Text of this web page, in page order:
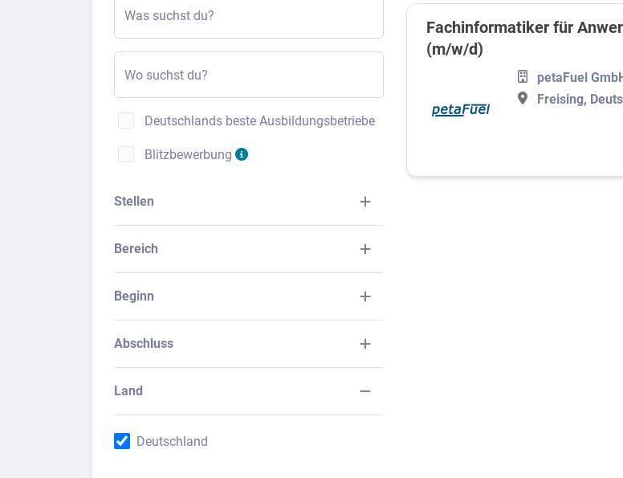
Was suchst du?
Wo suchst du?
Deutschlands beste Ausbildungsbetriebe
Blitzbewerbung
Stellen
Bereich
Beginn
Abschluss
Land
Deutschland
Fachinformatiker für
(m/w/d)
petaFuel
Freising,